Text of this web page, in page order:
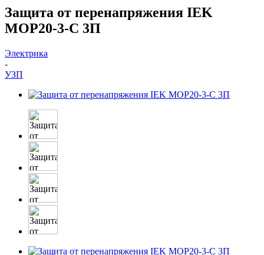
Защита от перенапряжения IEK
MOP20-3-C 3П
Электрика
-
УЗП